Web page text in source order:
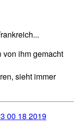
ihm gemacht
sieht immer